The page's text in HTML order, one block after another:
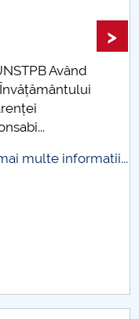
dizabilități
Pitești
2020-
Având
multe informatii...
>